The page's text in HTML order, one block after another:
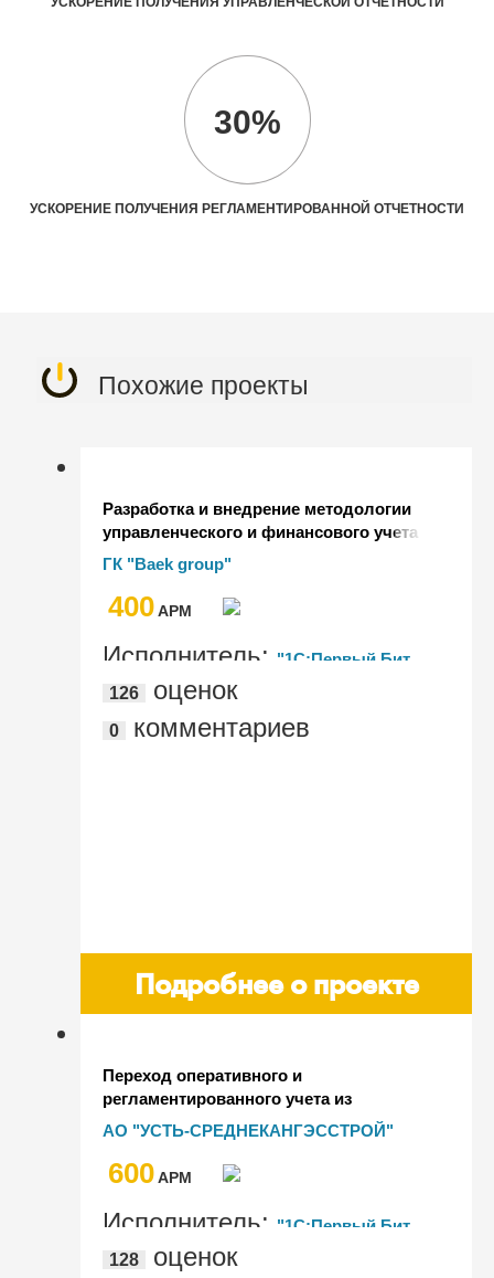
30%
УСКОРЕНИЕ ПОЛУЧЕНИЯ РЕГЛАМЕНТИРОВАННОЙ ОТЧЕТНОСТИ
Похожие проекты
Разработка и внедрение методологии
управленческого и финансового учета
в холдинговой структуре на базе
1С:Бухгалтерии КОРП и БИТ.Финанс
Холдинг
ГК "Baek group"
400AРМ
Исполнитель: "1С:Первый Бит,
Хабаровск"
126 оценок
0 комментариев
Подробнее о проекте
Переход оперативного и
регламентированного учета из
1С:Бухгалтерия в 1С:ERP Управление
строительной организацией и
ускорение процессов Казначейства с
АО "УСТЬ-СРЕДНЕКАНГЭССТРОЙ"
600AРМ
Исполнитель: "1С:Первый Бит,
Хабаровск"
128 оценок